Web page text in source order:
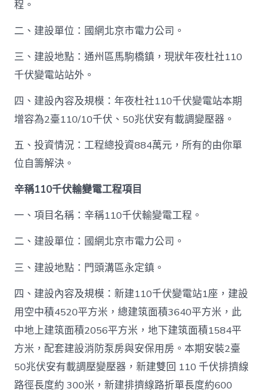
程。
二、建設單位：國網北京市電力公司。
三、建設地點：通州區馬駒橋鎮，現狀年夜杜社110
千伏變電站站外。
四、建設內容及規模：年夜杜社110千伏變電站本期
增容為2臺110/10千伏、50兆伏安有載調變壓器。
五、投資情況：工程總投資884萬元，所有的由你單
位自籌解決。
辛稱110千伏輸變電工程項目
一、項目名稱：辛稱110千伏輸變電工程。
二、建設單位：國網北京市電力公司。
三、建設地點：門頭溝區永定鎮。
四、建設內容及規模：新建110千伏變電站1座，建設
用空中積4520平方米，總建筑面積3640平方米，此
中地上建筑面積2056平方米，地下建筑面積1584平
方米，配套建設消防泵房與安保用房。本期安裝2臺
50兆伏安有載調壓變壓器，新建雙回 110 千伏排擠線
路徑長度約 300米，新建排擠線路折單長度約600